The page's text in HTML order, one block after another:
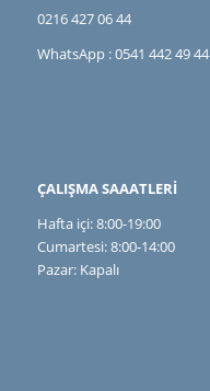
0216 427 06 44
WhatsApp : 0541 442 49 44
ÇALIŞMA SAAATLERİ
Hafta içi: 8:00-19:00
Cumartesi: 8:00-14:00
Pazar: Kapalı